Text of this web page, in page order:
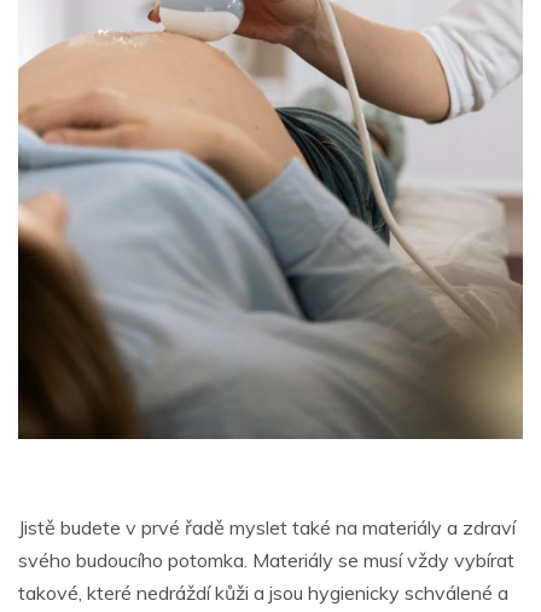
Jistě budete v prvé řadě myslet také na materiály a zdraví
svého budoucího potomka. Materiály se musí vždy vybírat
takové, které nedráždí kůži a jsou hygienicky schválené a